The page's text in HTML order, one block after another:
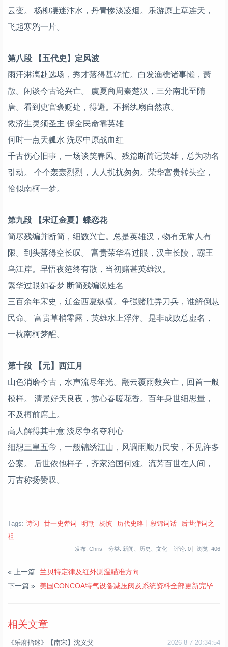
云变。 杨柳凄迷汴水，丹青惨淡凌烟。乐游原上草连天，
飞起寒鸦一片。
第八段 【五代史】定风波
雨汗淋漓赴选场，秀才落得甚乾忙。白发渔樵诸事懒，萧
散。闲谈今古论兴亡。 虞夏商周秦楚汉，三分南北至隋
唐。看到史官褒贬处，得避。不摇纨扇自然凉。
救济生灵须圣主 保全民命靠英雄
何时一点天瓢水 洗尽中原战血红
千古伤心旧事，一场谈笑春风。残篇断简记英雄，总为功名
引动。 个个轰轰烈烈，人人扰扰匆匆。荣华富贵转头空，
恰似南柯一梦。
第九段 【宋辽金夏】蝶恋花
简尽残编并断简，细数兴亡。总是英雄汉，物有无常人有
限。到头落得空长叹。 富贵荣华春过眼，汉主长陵，霸王
乌江岸。早悟夜筵终有散，当初赌甚英雄汉。
繁华过眼如春梦 断简残编说姓名
三百余年宋史，辽金西夏纵横。争强赌胜弄刀兵，谁解倒悬
民命。 富贵草梢零露，英雄水上浮萍。是非成败总虚名，
一枕南柯梦醒。
第十段 【元】西江月
山色消磨今古，水声流尽年光。翻云覆雨数兴亡，回首一般
模样。 清景好天良夜，赏心春暖花香。百年身世细思量，
不及樽前席上。
高人解得其中意 淡尽争名夺利心
细想三皇五帝，一般锦绣江山，风调雨顺万民安，不见许多
公案。 后世依他样子，齐家治国何难。流芳百世在人间，
万古称扬赞叹。
Tags: 诗词 廿一史弹词 明朝 杨慎 历代史略十段锦词话
后世弹词之
祖
发布: Chris 分类: 新闻、历史、文化 评论: 0 浏览: 406
« 上一篇
兰贝特定律及红外测温瞄准方向
下一篇 »
美国CONCOA特气设备减压阀及系统资料全部更新完毕
相关文章
2026-8-7 20:34:54
《乐府指迷》【南宋】沈义父